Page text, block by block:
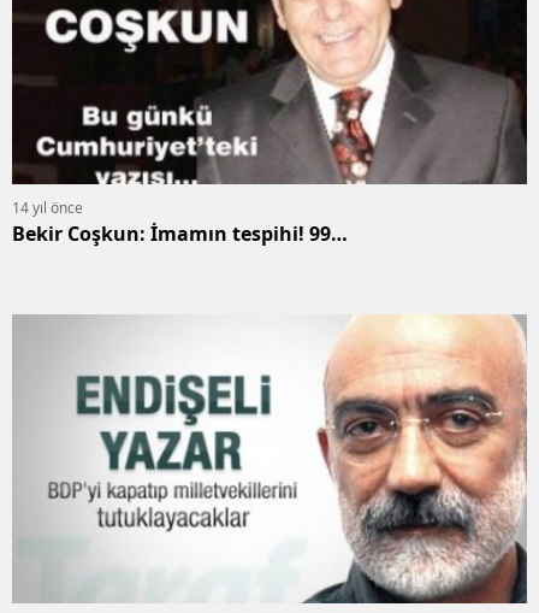
14 yıl önce
Bekir Coşkun: İmamın tespihi! 99…